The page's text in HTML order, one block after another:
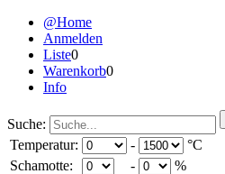
@Home
Anmelden
Liste0
Warenkorb0
Info
Suche:
Temperatur:
-
°C
Schamotte:
-
%